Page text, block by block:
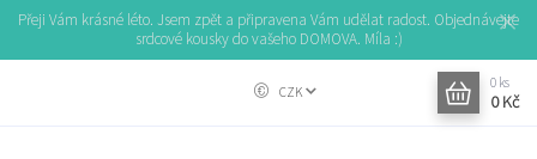
Přeji Vám krásné léto. Jsem zpět a připravena Vám udělat radost. Objednávejte
srdcové kousky do vašeho DOMOVA. Míla :)
CZK
0 ks
0 Kč